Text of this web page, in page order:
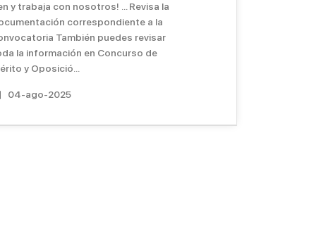
y trabaja con nosotros! ... Revisa la
correspondiente a la
También puedes revisar
la información en Concurso de
y Oposició...
04-ago-2025